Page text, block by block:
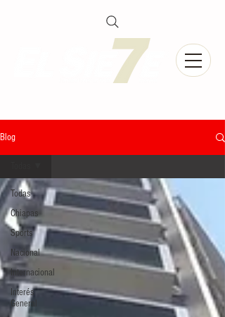
Blog
Todas
Chiapas
Sports
Nacional
Internacional
Interés
General